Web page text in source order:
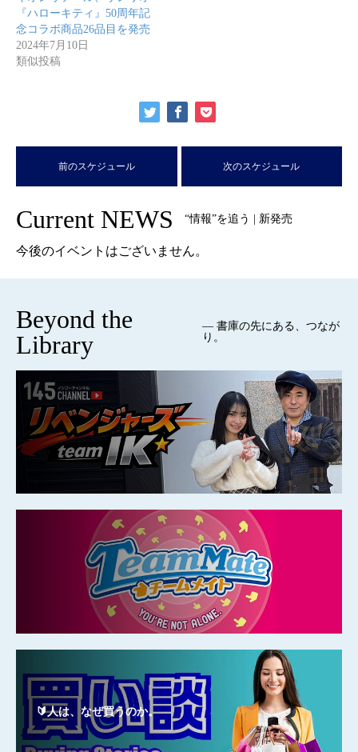
『ハローキティ』50周年記
念コラボ商品26品目を発売
2024年7月10日
類似投稿
前のスケジュール 次のスケジュール
Current NEWS “情報”を追う | 新発売
今後のイベントはございません。
Beyond the
Library
— 書庫の先にある、つなが
り。
🔰人は、なぜ買うのか。